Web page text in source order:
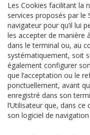
Les Cookies facilitant la
services proposés par le
navigateur pour qu’il lui
les accepter de manière
dans le terminal ou, au
systématiquement, soit
également configurer
que l’acceptation ou le
ponctuellement, avant
enregistré dans son
l’Utilisateur que, dans
son logiciel de